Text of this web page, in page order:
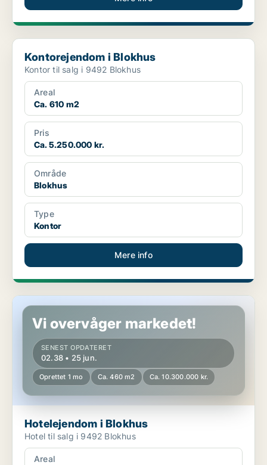
Kontorejendom i Blokhus
Kontorejendom i Blokhus
Kontor til salg i 9492 Blokhus
Areal
Ca. 610 m2
Pris
Ca. 5.250.000 kr.
Område
Blokhus
Type
Kontor
Mere info
Hotelejendom i Blokhus
Vi overvåger markedet!
SENEST OPDATERET
02.38 • 25 jun.
Oprettet 1 mo Ca. 460 m2 Ca. 10.300.000 kr.
Hotelejendom i Blokhus
Hotel til salg i 9492 Blokhus
Areal